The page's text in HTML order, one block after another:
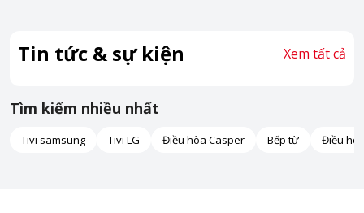
Tin tức & sự kiện Xem tất cả
Tìm kiếm nhiều nhất
Tivi samsung Tivi LG Điều hòa Casper Bếp từ Điều